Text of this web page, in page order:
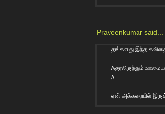
Praveenkumar said...
தங்களது இந்த
//குரலிருந்தும்
//
ஏன் அக்கரையில்